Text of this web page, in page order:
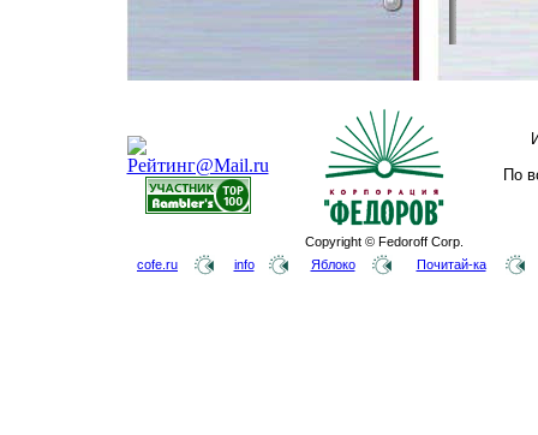
Copyright © Fedoroff Corp.
По
cofe.ru info Яблоко Почитай-ка